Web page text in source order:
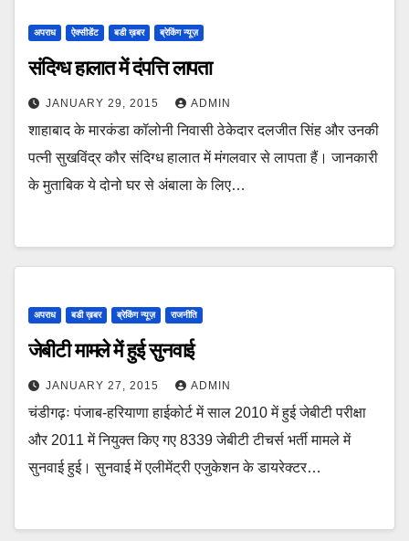
अपराध ऐक्सीडेंट बडी ख़बर ब्रेकिंग न्यूज़
संदिग्ध हालात में दंपत्ति लापता
JANUARY 29, 2015 ADMIN
शाहाबाद के मारकंडा कॉलोनी निवासी ठेकेदार दलजीत सिंह और उनकी
पत्नी सुखविंद्र कौर संदिग्ध हालात में मंगलवार से लापता हैं। जानकारी
के मुताबिक ये दोनो घर से अंबाला के लिए…
अपराध बडी ख़बर ब्रेकिंग न्यूज़ राजनीति
जेबीटी मामले में हुई सुनवाई
JANUARY 27, 2015 ADMIN
चंडीगढ़ः पंजाब-हरियाणा हाईकोर्ट में साल 2010 में हुई जेबीटी परीक्षा
और 2011 में नियुक्त किए गए 8339 जेबीटी टीचर्स भर्ती मामले में
सुनवाई हुई। सुनवाई में एलीमेंट्री एजुकेशन के डायरेक्टर…